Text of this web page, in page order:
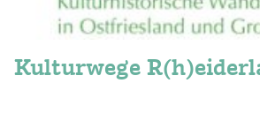
Kulturwege